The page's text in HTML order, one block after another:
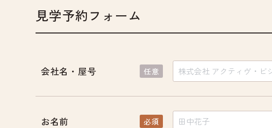
見学予約フォーム
会社名・屋号 任意
お名前 必須